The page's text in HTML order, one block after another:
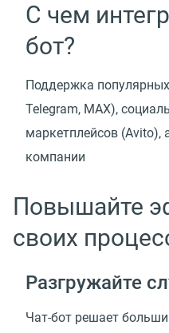
С чем
бот?
Поддержка
Telegram, MAX),
маркетплейсов (Avito),
компании
Повышайте
своих
Разгружайте
Чат-бот решает